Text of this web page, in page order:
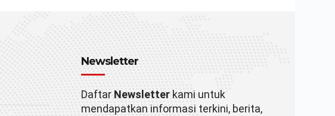
Newsletter
Daftar Newsletterkami untuk
mendapatkan informasi terkini, berita,